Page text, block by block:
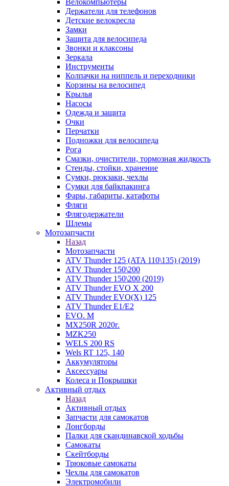
Велокомпьютеры
Держатели для телефонов
Детские велокресла
Замки
Защита для велосипеда
Звонки и клаксоны
Зеркала
Инструменты
Колпачки на ниппель и переходники
Корзины на велосипед
Крылья
Насосы
Одежда и защита
Очки
Перчатки
Подножки для велосипеда
Рога
Смазки, очистители, тормозная жидкость
Стенды, стойки, хранение
Сумки, рюкзаки, чехлы
Сумки для байкпакинга
Фары, габариты, катафоты
Фляги
Флягодержатели
Шлемы
Мотозапчасти
Назад
Мотозапчасти
ATV Thunder 125 (ATA 110\135) (2019)
ATV Thunder 150\200
ATV Thunder 150\200 (2019)
ATV Thunder EVO X 200
ATV Thunder EVO(X) 125
ATV Thunder Е1/Е2
EVO. M
MX250R 2020г.
MZK250
WELS 200 RS
Wels RT 125, 140
Аккумуляторы
Аксессуары
Колеса и Покрышки
Активный отдых
Назад
Активный отдых
Запчасти для самокатов
Лонгборды
Палки для скандинавской ходьбы
Самокаты
Скейтборды
Трюковые самокаты
Чехлы для самокатов
Электромобили